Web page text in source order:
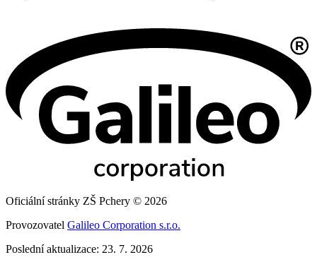
Oficiální stránky ZŠ Pchery © 2026
Provozovatel Galileo Corporation s.r.o.
Poslední aktualizace: 23. 7. 2026